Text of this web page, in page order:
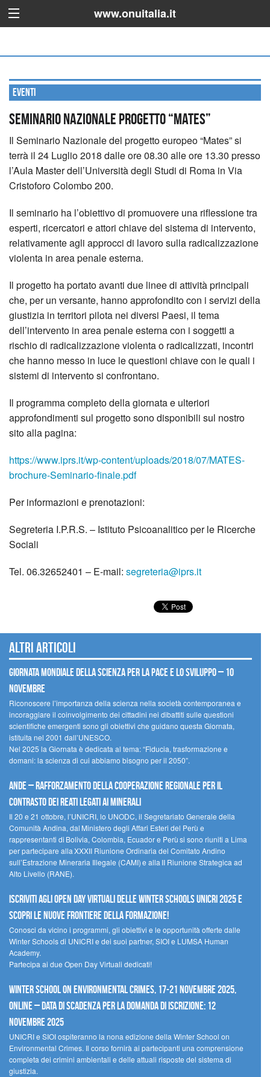
www.onuitalia.it
Eventi
Seminario Nazionale progetto “MATES”
Il Seminario Nazionale del progetto europeo “Mates” si
terrà il 24 Luglio 2018 dalle ore 08.30 alle ore 13.30 presso
l’Aula Master dell’Università degli Studi di Roma in Via
Cristoforo Colombo 200.
Il seminario ha l’obiettivo di promuovere una riflessione tra
esperti, ricercatori e attori chiave del sistema di intervento,
relativamente agli approcci di lavoro sulla radicalizzazione
violenta in area penale esterna.
Il progetto ha portato avanti due linee di attività principali
che, per un versante, hanno approfondito con i servizi della
giustizia in territori pilota nei diversi Paesi, il tema
dell’intervento in area penale esterna con i soggetti a
rischio di radicalizzazione violenta o radicalizzati, incontri
che hanno messo in luce le questioni chiave con le quali i
sistemi di intervento si confrontano.
Il programma completo della giornata e ulteriori
approfondimenti sul progetto sono disponibili sul nostro
sito alla pagina:
https://www.iprs.it/wp-content/uploads/2018/07/MATES-
brochure-Seminario-finale.pdf
Per informazioni e prenotazioni:
Segreteria I.P.R.S. – Istituto Psicoanalitico per le Ricerche
Sociali
Tel. 06.32652401 – E-mail: segreteria@iprs.it
Altri articoli
Giornata mondiale della scienza per la pace e lo sviluppo – 10
novembre
Riconoscere l’importanza della scienza nella società contemporanea e
incoraggiare il coinvolgimento dei cittadini nei dibattiti sulle questioni
scientifiche emergenti sono gli obiettivi che guidano questa Giornata,
istituita nel 2001 dall’UNESCO.
Nel 2025 la Giornata è dedicata al tema: “Fiducia, trasformazione e
domani: la scienza di cui abbiamo bisogno per il 2050”.
Ande – Rafforzamento della cooperazione regionale per il
contrasto dei reati legati ai minerali
Il 20 e 21 ottobre, l’UNICRI, lo UNODC, il Segretariato Generale della
Comunità Andina, dal Ministero degli Affari Esteri del Perù e
rappresentanti di Bolivia, Colombia, Ecuador e Perù si sono riuniti a Lima
per partecipare alla XXXII Riunione Ordinaria del Comitato Andino
sull’Estrazione Mineraria Illegale (CAMI) e alla II Riunione Strategica ad
Alto Livello (RANE).
Iscriviti agli Open Day Virtuali delle Winter Schools UNICRI 2025 e
scopri le nuove frontiere della formazione!
Conosci da vicino i programmi, gli obiettivi e le opportunità offerte dalle
Winter Schools di UNICRI e dei suoi partner, SIOI e LUMSA Human
Academy.
Partecipa ai due Open Day Virtuali dedicati!
Winter School on Environmental Crimes, 17-21 novembre 2025,
Online – Data di scadenza per la domanda di iscrizione: 12
novembre 2025
UNICRI e SIOI ospiteranno la nona edizione della Winter School on
Environmental Crimes. Il corso fornirà ai partecipanti una comprensione
completa dei crimini ambientali e delle attuali risposte del sistema di
giustizia.